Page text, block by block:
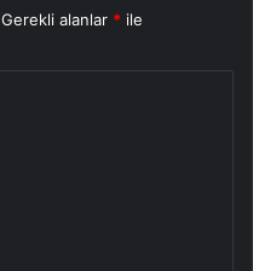
Gerekli alanlar * ile